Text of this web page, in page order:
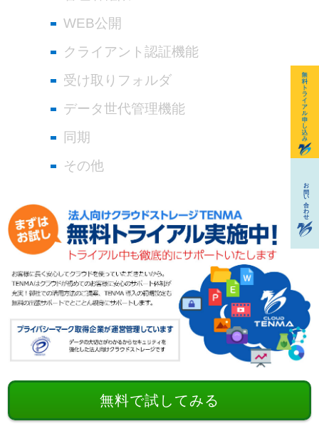
WEB公開
クライアント認証機能
受け取りフォルダ
データ世代管理機能
同期
その他
無料で試してみる